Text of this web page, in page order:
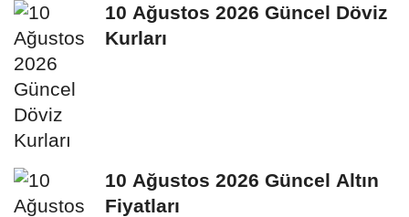
10 Ağustos 2026 Güncel Döviz
Kurları
10 Ağustos 2026 Güncel Altın
Fiyatları